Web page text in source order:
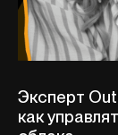
Эксперт
как